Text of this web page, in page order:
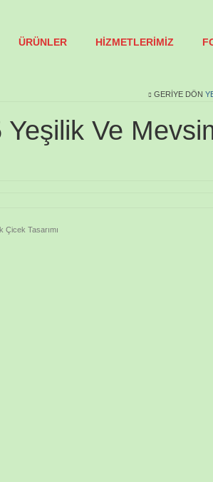
ÜRÜNLER HİZMETLERİMİZ
GERIYE DÖN
Yeşilik Ve
Çicek Tasarımı